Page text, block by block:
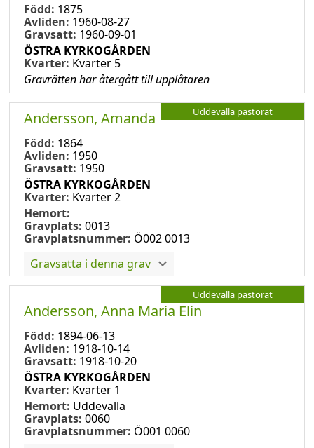
Född: 1875
Avliden: 1960-08-27
Gravsatt: 1960-09-01
ÖSTRA KYRKOGÅRDEN
Kvarter: Kvarter 5
Gravrätten har återgått till upplåtaren
Uddevalla pastorat
Andersson, Amanda
Född: 1864
Avliden: 1950
Gravsatt: 1950
ÖSTRA KYRKOGÅRDEN
Kvarter: Kvarter 2
Hemort:
Gravplats: 0013
Gravplatsnummer: Ö002 0013
Gravsatta i denna grav
Uddevalla pastorat
Andersson, Anna Maria Elin
Född: 1894-06-13
Avliden: 1918-10-14
Gravsatt: 1918-10-20
ÖSTRA KYRKOGÅRDEN
Kvarter: Kvarter 1
Hemort: Uddevalla
Gravplats: 0060
Gravplatsnummer: Ö001 0060